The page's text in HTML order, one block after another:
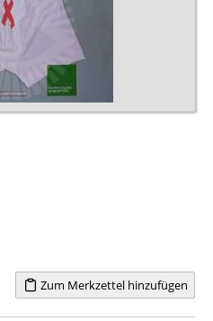
Zum Merkzettel hinzufügen